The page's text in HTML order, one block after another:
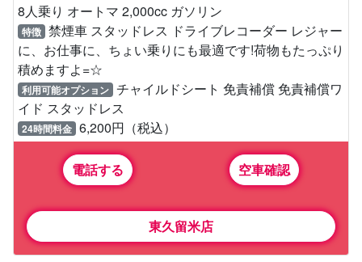
8人乗り オートマ 2,000cc ガソリン
特徴 禁煙車 スタッドレス ドライブレコーダー レジャー
に、お仕事に、ちょい乗りにも最適です!荷物もたっぷり
積めますよ=☆
利用可能オプション チャイルドシート 免責補償 免責補償ワ
イド スタッドレス
24時間料金 6,200円（税込）
電話する 空車確認
東久留米店